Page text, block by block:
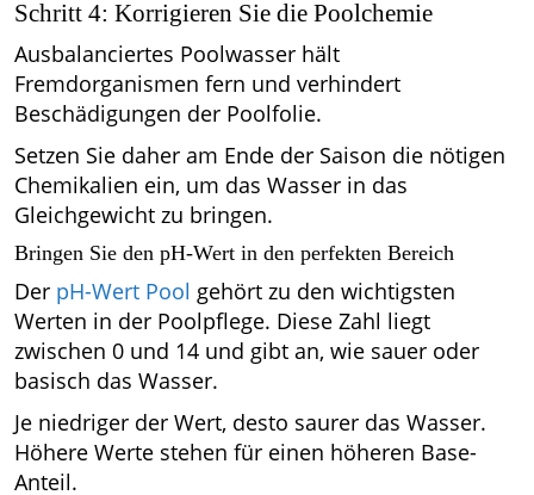
Schritt 4: Korrigieren Sie die Poolchemie
Ausbalanciertes Poolwasser hält
Fremdorganismen fern und verhindert
Beschädigungen der Poolfolie.
Setzen Sie daher am Ende der Saison die nötigen
Chemikalien ein, um das Wasser in das
Gleichgewicht zu bringen.
Bringen Sie den pH-Wert in den perfekten Bereich
Der pH-Wert Pool gehört zu den wichtigsten
Werten in der Poolpflege. Diese Zahl liegt
zwischen 0 und 14 und gibt an, wie sauer oder
basisch das Wasser.
Je niedriger der Wert, desto saurer das Wasser.
Höhere Werte stehen für einen höheren Base-
Anteil.